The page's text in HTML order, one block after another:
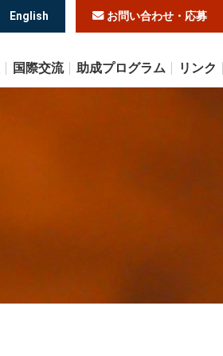
English お問い合わせ・応募
国際交流 助成プログラム リンク